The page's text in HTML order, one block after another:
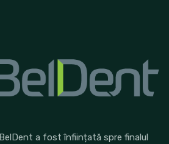
a fost înființată spre finalul